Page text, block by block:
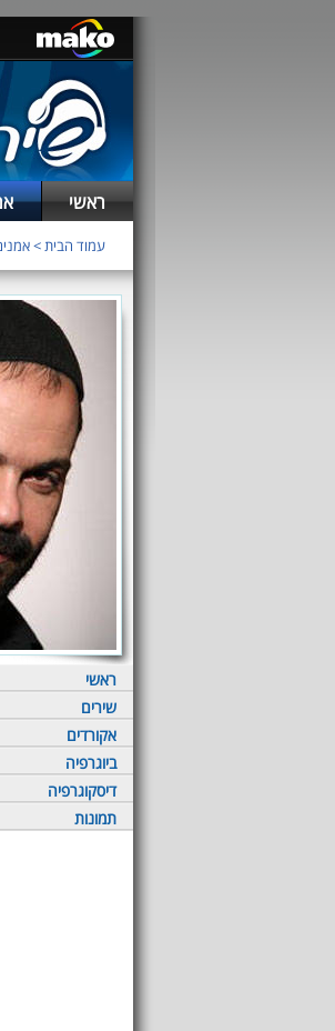
ראשי
עמוד הבית>
ראשי
שירים
אקורדים
ביוגרפיה
דיסקוגרפיה
תמונות